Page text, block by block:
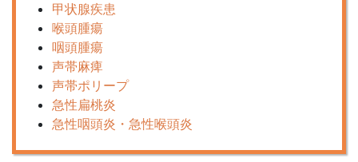
甲状腺疾患
喉頭腫瘍
咽頭腫瘍
声帯麻痺
声帯ポリープ
急性扁桃炎
急性咽頭炎・急性喉頭炎